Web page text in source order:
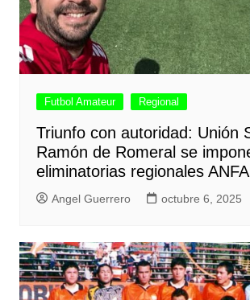
Futbol Amateur Regional
Triunfo con autoridad: Unión
Ramón de Romeral se
eliminatorias regionales
Angel Guerrero octubre 6, 2025